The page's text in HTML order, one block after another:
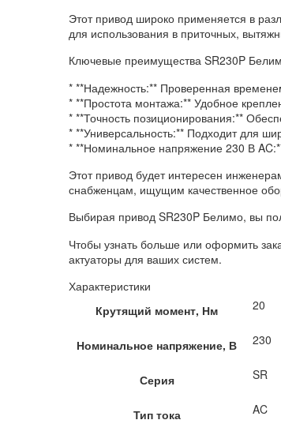
Этот привод широко применяется в
для использования в приточных,
Ключевые преимущества SR230P
* **Надежность:** Проверенная
* **Простота монтажа:** Удобное
* **Точность позиционирования:**
* **Универсальность:** Подходит для
* **Номинальное напряжение 230 В
Этот привод будет интересен
снабженцам, ищущим качественное
Выбирая привод SR230P Белимо, вы
Чтобы узнать больше или оформить
актуаторы для ваших систем.
Характеристики
Крутящий момент, Нм
20
Номинальное напряжение, В 230
Серия SR
Тип тока AC